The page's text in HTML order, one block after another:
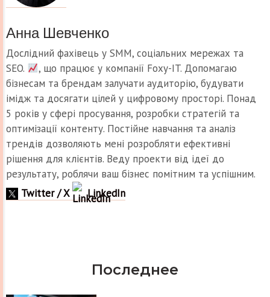
Анна Шевченко
Дослідний фахівець у SMM, соціальних мережах та
SEO.
, що працює у компанії Foxy-IT. Допомагаю
бізнесам та брендам залучати аудиторію, будувати
імідж та досягати цілей у цифровому просторі. Понад
5 років у сфері просування, розробки стратегій та
оптимізації контенту. Постійне навчання та аналіз
трендів дозволяють мені розробляти ефективні
рішення для клієнтів. Веду проекти від ідеї до
результату, роблячи ваш бізнес помітним та успішним.
Twitter / X
LinkedIn
Последнее